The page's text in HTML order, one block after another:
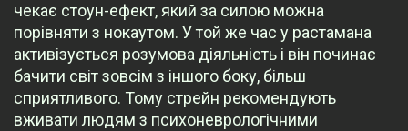
чекає стоун-ефект, який за силою можна
порівняти з нокаутом. У той же час у растамана
активізується розумова діяльність і він починає
бачити світ зовсім з іншого боку, більш
сприятливого. Тому стрейн рекомендують
вживати людям з психоневрологічними